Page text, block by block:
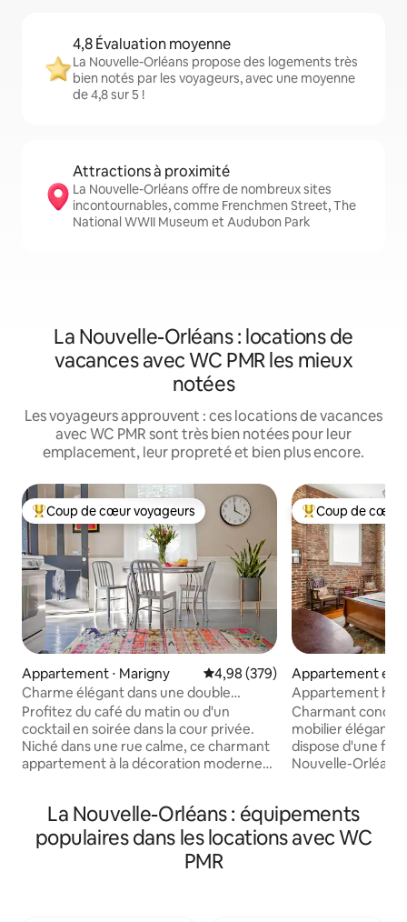
4,8 Évaluation moyenne
La Nouvelle-Orléans propose des logements très
bien notés par les voyageurs, avec une moyenne
de 4,8 sur 5 !
Attractions à proximité
La Nouvelle-Orléans offre de nombreux sites
incontournables, comme Frenchmen Street, The
National WWII Museum et Audubon Park
La Nouvelle-Orléans : locations de
vacances avec WC PMR les mieux
notées
Les voyageurs approuvent : ces locations de vacances
avec WC PMR sont très bien notées pour leur
emplacement, leur propreté et bien plus encore.
Coups de cœur voyageurs les plus appréciés
Coup de cœur voyageurs
Appartement ⋅ Marigny Évaluation moyenne sur la
4,98 (379)
Charme élégant dans une double
shotgun des années 1890 avec cour
Profitez du café du matin ou d'un
cocktail en soirée dans la cour privée.
Niché dans une rue calme, ce charmant
appartement à la décoration moderne
manteaux de cheminée. Des touches
vintage et une cuisine lumineuse et
aérée ajoutent à la sensation
Coups de cœur
Coup de cœur
Appartement en
⋅ Lower Garden
Appartement
près des musées
Charmant condo
mobilier élégant
dispose d'une
Nouvelle-Orléans
d'œuvres d'art
sans aucun
revitaliser de
La Nouvelle-Orléans : équipements
populaires dans les locations avec WC
PMR